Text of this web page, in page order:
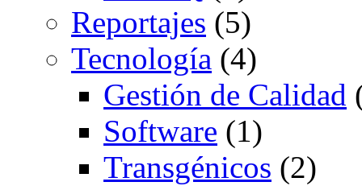
Reportajes (5)
Tecnología (4)
Gestión de Calidad
Software (1)
Transgénicos (2)